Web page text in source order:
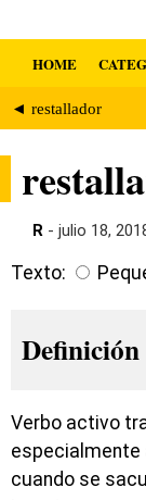
HOME
◄ restallador
R - julio 18,
Texto:
Definición
Verbo activo
especialmente
cuando se